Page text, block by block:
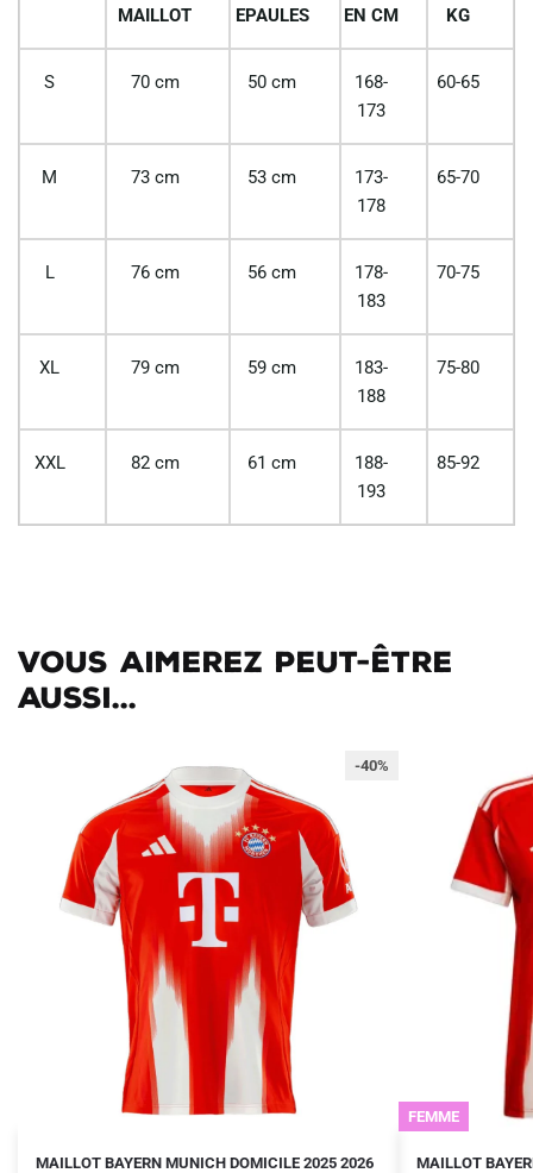
MAILLOT EPAULES EN CM KG
S 70 cm 50 cm
168-
173
60-65
M 73 cm 53 cm
173-
178
65-70
L 76 cm 56 cm
178-
183
70-75
XL 79 cm 59 cm
183-
188
75-80
XXL 82 cm 61 cm
188-
193
85-92
Vous aimerez peut-être
aussi...
-40%
MAILLOT BAYERN MUNICH DOMICILE 2025 2026
Le
Le
Ce
FEMME
MAILLOT
Le
Le
Ce